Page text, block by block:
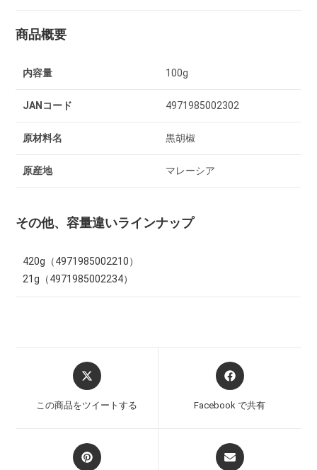
商品概要
内容量 100g
JANコード 4971985002302
原材料名 黒胡椒
原産地 マレーシア
その他、容量違いラインナップ
420g（4971985002210）
21g（4971985002234）
この商品をツイートする Facebook で共有